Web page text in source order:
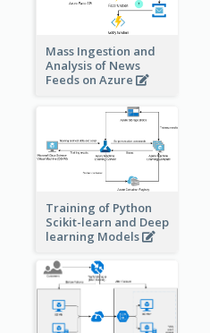
Mass Ingestion and
Analysis of News
Feeds on Azure
Training of Python
Scikit-learn and Deep
learning Models